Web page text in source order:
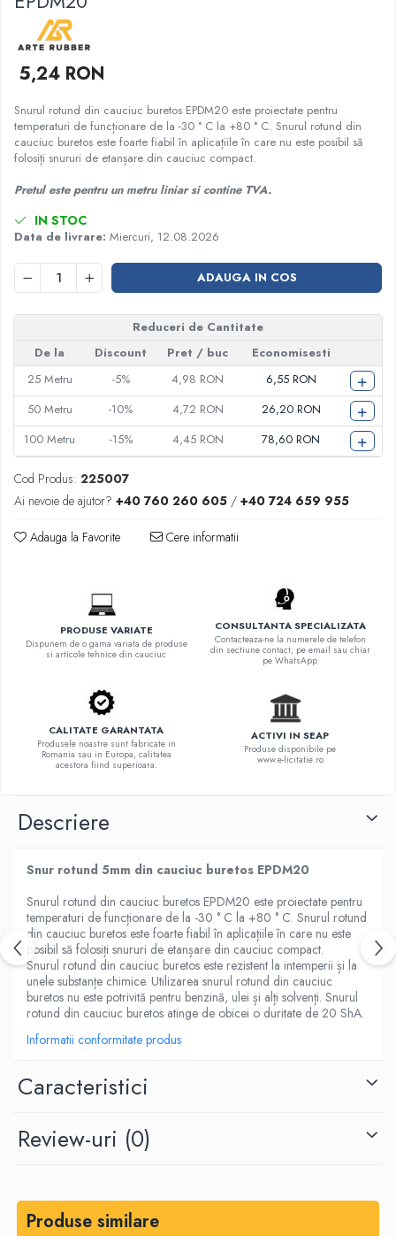
Garnituri racord filetat
Garnituri tip flanse
Pentru etansari cu gauri de trecere a
prezoanelor (full face) conform DIN
86071
Pentru flanse plate cu umar (RF) conform
DIN 2690
5,24 RON
Snurul rotund din cauciuc buretos EPDM20 este proiectate pentru
temperaturi de funcționare de la -30 ° C la +80 ° C. Snurul rotund din
cauciuc buretos este foarte fiabil în aplicațiile în care nu este posibil să
folosiți snururi de etanșare din cauciuc compact.
Pretul este pentru un metru liniar si contine TVA.
IN STOC
Data de livrare: Miercuri, 12.08.2026
ADAUGA IN COS
Reduceri de Cantitate
De la
Discount Pret / buc
Economisesti
25Metru -5% 4,98 RON 6,55 RON +
50Metru -10% 4,72 RON 26,20 RON +
100 Metru -15% 4,45 RON 78,60 RON +
Cod Produs: 225007
Ai nevoie de ajutor? +40 760 260 605 / +40 724 659 955
Adauga la Favorite Cere informatii
PRODUSE VARIATE
Dispunem de o gama variata de produse
si articole tehnice din cauciuc
CONSULTANTA SPECIALIZATA
Contacteaza-ne la numerele de telefon
din sectiune contact, pe email sau chiar
pe WhatsApp
CALITATE GARANTATA
Produsele noastre sunt fabricate in
Romania sau in Europa, calitatea
acestora fiind superioara.
ACTIVI IN SEAP
Produse disponibile pe
www.e-licitatie.ro
Descriere
Snur rotund 5mm din cauciuc buretos EPDM20
Snurul rotund din cauciuc buretos EPDM20 este proiectate pentru
temperaturi de funcționare de la -30 ° C la +80 ° C. Snurul rotund
din cauciuc buretos este foarte fiabil în aplicațiile în care nu este
posibil să folosiți snururi de etanșare din cauciuc compact.
Snurul rotund din cauciuc buretos este rezistent la intemperii și la
unele substanțe chimice. Utilizarea snurul rotund din cauciuc
buretos nu este potrivită pentru benzină, ulei și alți solvenți. Snurul
rotund din cauciuc buretos atinge de obicei o duritate de 20 ShA.
Informatii conformitate produs
Caracteristici
Review-uri (0)
Produse similare